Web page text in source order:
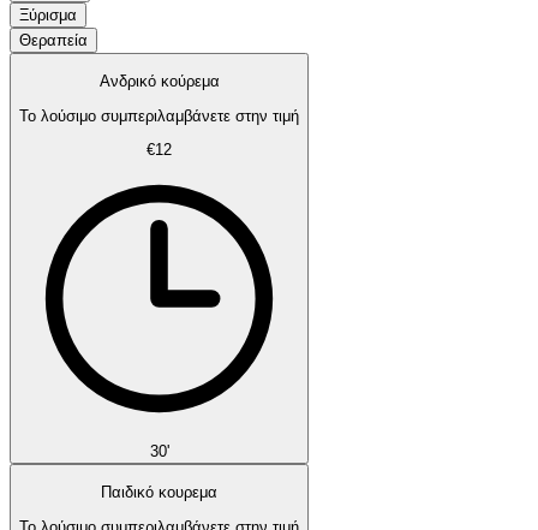
Ξύρισμα
Θεραπεία
Ανδρικό κούρεμα
Το λούσιμο συμπεριλαμβάνετε στην τιμή
€12
30'
Παιδικό κουρεμα